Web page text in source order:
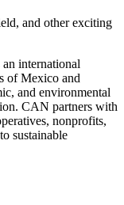
and other exciting
international
of Mexico and
and environmental
CAN partners with
nonprofits,
sustainable